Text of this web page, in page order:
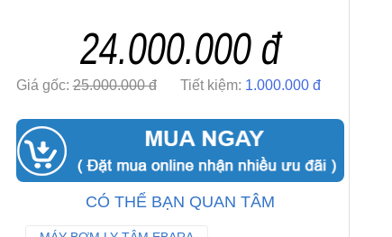
24.000.000 đ
Giá gốc:25.000.000 đ Tiết kiệm: 1.000.000 đ
CÓ THỂ BẠN QUAN TÂM